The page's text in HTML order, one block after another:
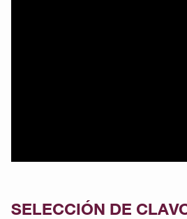
SELECCIÓN DE